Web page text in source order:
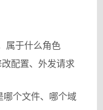
属于什么角色
配置、外发请求
哪个文件、哪个域